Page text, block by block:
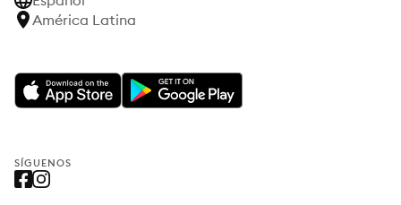
América Latina
SÍGUENOS